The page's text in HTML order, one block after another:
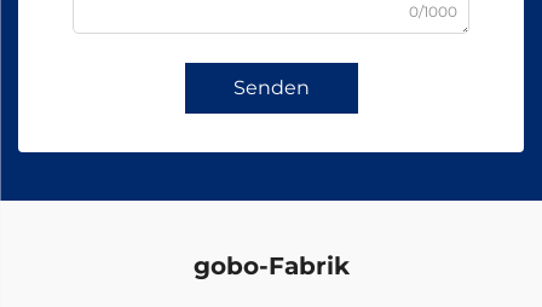
0/1000
Senden
gobo-Fabrik